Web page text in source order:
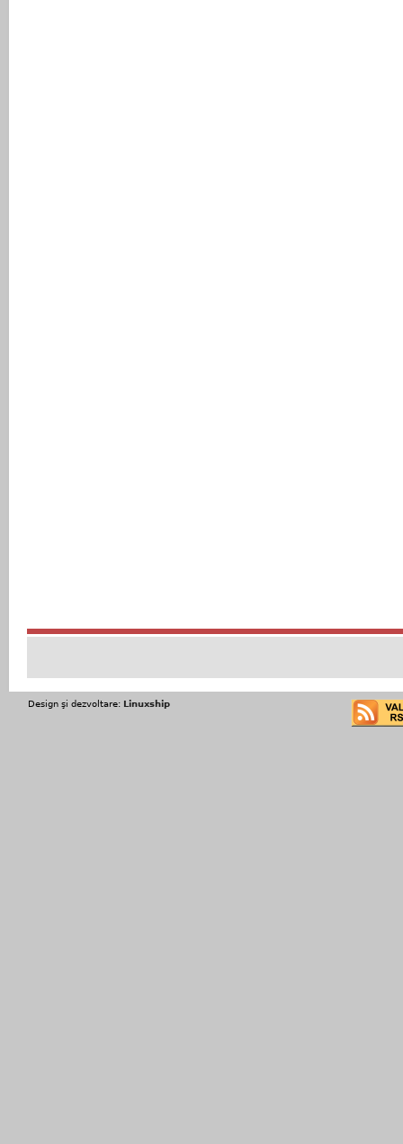
Design şi dezvoltare: Linuxship